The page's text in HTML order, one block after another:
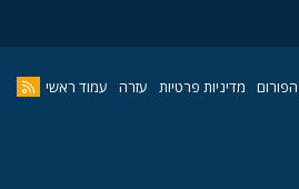
הפורום מדיניות פרטיות עזרה עמוד ראשי